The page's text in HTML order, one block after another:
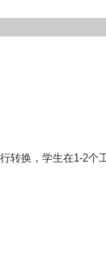
转换，学生在1-2个